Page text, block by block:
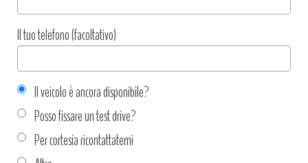
Il tuo telefono (facoltativo)
Il veicolo è ancora disponibile?
Posso fissare un test drive?
Per cortesia ricontattatemi